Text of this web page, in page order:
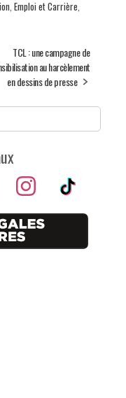
, Emploi et Carrière,
TCL : une campagne de
au harcèlement
en dessins de presse